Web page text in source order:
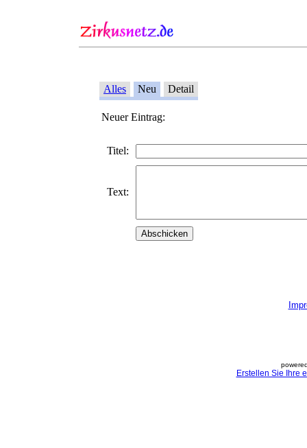
Alles Neu Detail
Neuer Eintrag:
Titel:
Text:
Erstellen Sie Ihre